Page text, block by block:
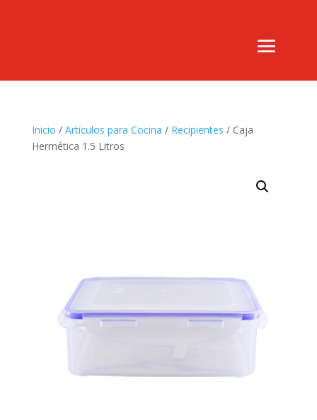
Inicio / Artículos para Cocina / Recipientes / Caja
Hermética 1.5 Litros